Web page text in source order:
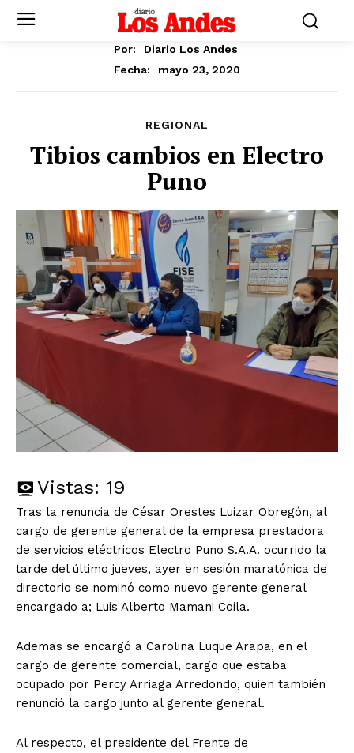
Por:
Diario Los Andes
Fecha:
mayo 23, 2020
REGIONAL
Tibios cambios en Electro
Puno
Vistas: 19
Tras la renuncia de César Orestes Luizar Obregón, al
cargo de gerente general de la empresa prestadora
de servicios eléctricos Electro Puno S.A.A. ocurrido la
tarde del último jueves, ayer en sesión maratónica de
directorio se nominó como nuevo gerente general
encargado a; Luis Alberto Mamani Coila.
Ademas se encargó a Carolina Luque Arapa, en el
cargo de gerente comercial, cargo que estaba
ocupado por Percy Arriaga Arredondo, quien también
renunció la cargo junto al gerente general.
Al respecto, el presidente del Frente de